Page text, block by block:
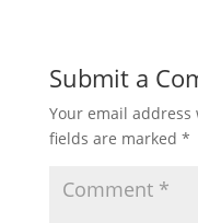
Submit a
Your email
fields are marked *